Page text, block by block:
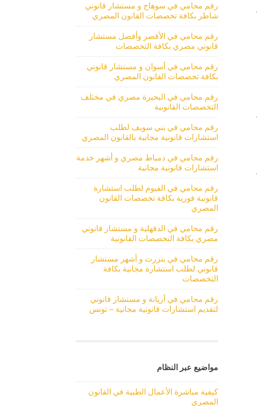
رقم محامي في سوهاج و مستشار قانوني
شاطر بكافة تخصصات القانون المصري
رقم محامي في الأقصر وأفضل مستشار
قانوني مصري بكافة التخصصات
رقم محامي في أسوان و مستشار قانوني
بكافة تخصصات القانون المصري
رقم محامي في البحيرة مصري في مختلف
التخصصات القانونية
رقم محامي في بني سويف لطلب
استشارات قانونية مجانية بالقانون المصري
رقم محامي في دمياط مصري و أشهر خدمة
استشارات قانونية مجانية
رقم محامي في الفيوم لطلب استشارة
قانونية فورية بكافة تخصصات القانون
المصري
رقم محامي في الدقهلية و مستشار قانوني
مصري بكافة التخصصات القانونية
رقم محامي في بنزرت و أشهر مستشار
قانوني لطلب استشارة مجانية بكافة
التخصصات
رقم محامي في أريانة و مستشار قانوني
لتقديم استشارات قانونية مجانية – تونس
مواضيع عبر النظام
كيفية مباشرة الأعمال الطبية في القانون
المصري